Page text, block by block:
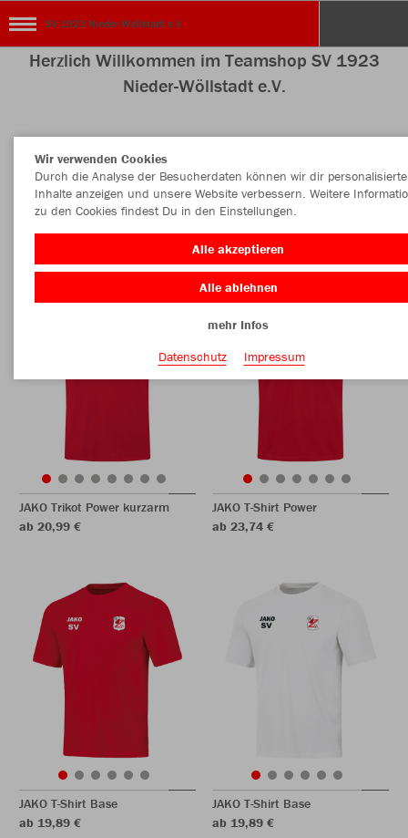
SV 1923 Nieder-Wöllstadt e.V.
Herzlich Willkommen im Teamshop SV 1923
Nieder-Wöllstadt e.V.
Nachhaltig Farbe
JAKO Trikot Power kurzarm
ab 20,99 €
JAKO T-Shirt Power
ab 23,74 €
JAKO T-Shirt Base
ab 19,89 €
JAKO T-Shirt Base
ab 19,89 €
Wir verwenden Cookies
Durch die Analyse der Besucherdaten können wir dir personalisierte
Inhalte anzeigen und unsere Website verbessern. Weitere
zu den Cookies findest Du in den Einstellungen.
Alle akzeptieren
Alle ablehnen
mehr Infos
Datenschutz
Impressum